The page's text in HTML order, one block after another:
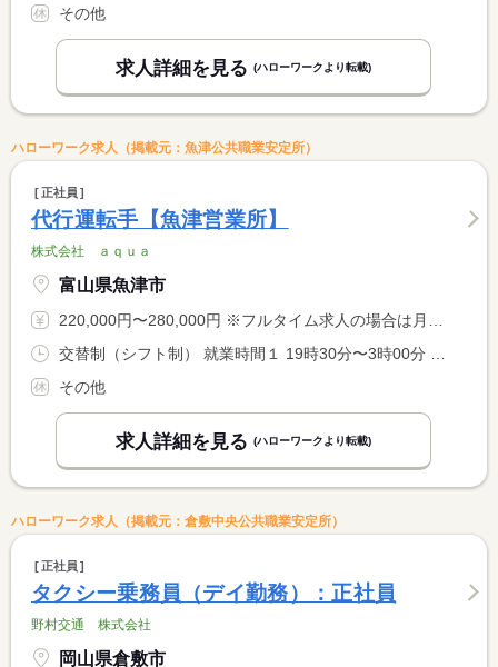
その他
求人詳細を見る (ハローワークより転載)
ハローワーク求人（掲載元：魚津公共職業安定所）
正社員
代行運転手【魚津営業所】
株式会社 ａｑｕａ
富山県魚津市
220,000円〜280,000円 ※フルタイム求人の場合は月額（換算額）、パート求人の場合は時間額を表示しています。
その他
求人詳細を見る (ハローワークより転載)
ハローワーク求人（掲載元：倉敷中央公共職業安定所）
正社員
タクシー乗務員（デイ勤務）：正社員
野村交通 株式会社
岡山県倉敷市